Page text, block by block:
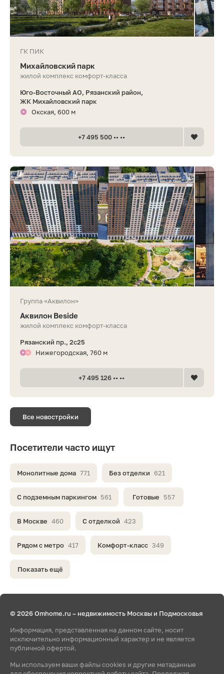
ГК ПИК
Михайловский парк
жилой комплекс комфорт-класса
Юго-Восточный АО, Рязанский район,
ЖК Михайловский парк
Окская, 600 м
+7 495 500 •• ••
Группа «Аквилон»
Аквилон Beside
жилой комплекс комфорт-класса
Рязанский пр., 2с25
Нижегородская, 760 м
+7 495 126 •• ••
Все новостройки
Посетители часто ищут
Монолитные дома 771 Без отделки 621
С подземным паркингом 561 Готовые 557
В Москве 460 С отделкой 423
Рядом с метро 417 Комфорт-класс 349
Показать ещё
© 2026 Omhome.ru – недвижимость Москвы и Подмосковья
Информация, представленная на данном сайте, носит
исключительно информационный характер и не является
публичной офертой.
Мы используем ваши файлы cookies и другие метаданные